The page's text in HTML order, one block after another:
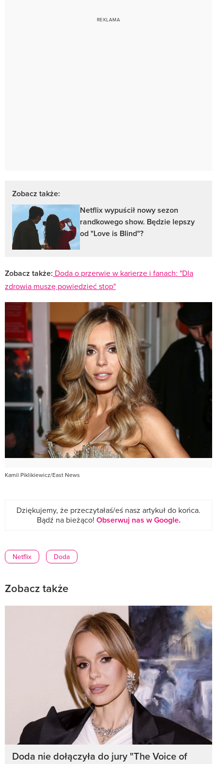
Zobacz także:
Netflix wypuścił nowy sezon
randkowego show. Będzie lepszy
od "Love is Blind"?
Zobacz także: Doda o przerwie w karierze i fanach: "Dla
zdrowia muszę powiedzieć stop"
Kamil Piklikiewicz/East News
Dziękujemy, że przeczytałaś/eś nasz artykuł do końca.
Bądź na bieżąco! Obserwuj nas w Google.
Netflix Doda
Zobacz także
Doda nie dołączyła do jury "The Voice of